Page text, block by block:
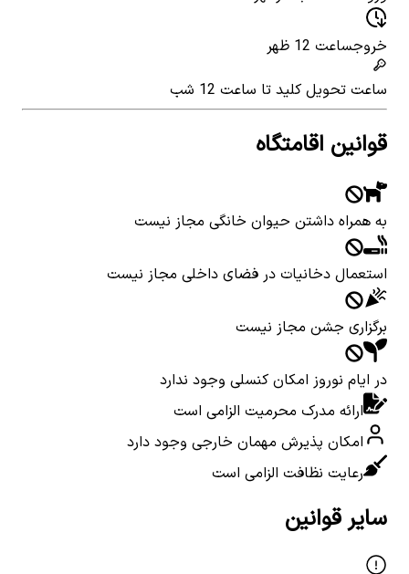
خروجساعت 12 ظهر
ساعت تحویل کلید تا ساعت 12 شب
قوانین اقامتگاه
به همراه داشتن حیوان خانگی مجاز نیست
استعمال دخانیات در فضای داخلی مجاز نیست
برگزاری جشن مجاز نیست
در ایام نوروز امکان کنسلی وجود ندارد
ارائه مدرک محرمیت الزامی است
امکان پذیرش مهمان خارجی وجود دارد
رعایت نظافت الزامی است
سایر قوانین